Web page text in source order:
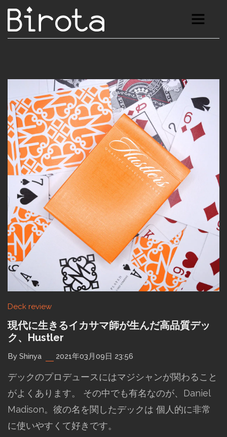
Deck review
現代に生きるイカサマ師が生んだ高品質デッ
ク、Hustler
By Shinya 2021年03月09日 23:56
デックのプロデュースにはマジシャンが関わること
がよくあります。 その中でも有名なのが、Daniel
Madison。彼の名を関したデックは 個人的に非常
に使いやすくて好きです。